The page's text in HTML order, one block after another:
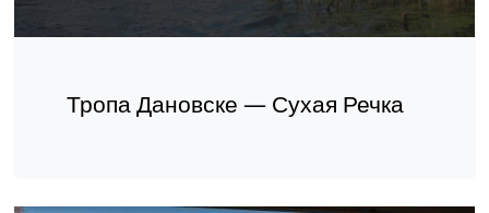
Тропа Дановске — Сухая Речка